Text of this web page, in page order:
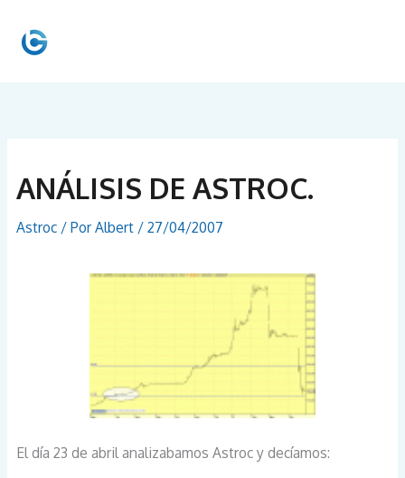
contenido
ANÁLISIS DE ASTROC.
Astroc / PorAlbert /27/04/2007
El día 23 de abril analizabamos Astroc y decíamos: